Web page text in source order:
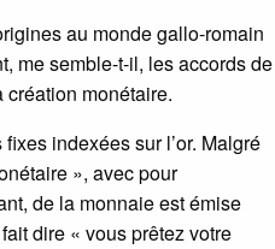
au monde gallo-romain
me semble-t-il, les accords de
monétaire.
indexées sur l’or. Malgré
», avec pour
de la monnaie est émise
dire « vous prêtez votre